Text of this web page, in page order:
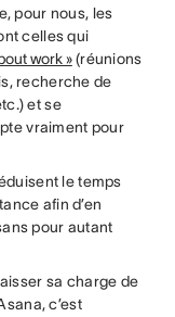
pour nous, les
celles qui
work »(réunions
recherche de
et se
vraiment pour
le temps
afin d’en
pour autant
sa charge de
c’est